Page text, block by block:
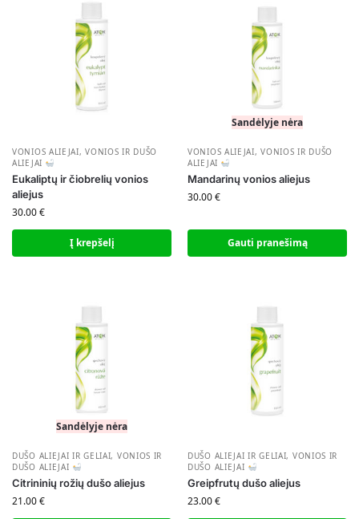
VONIOS ALIEJAI,VONIOS IR DUŠO
ALIEJAI
Eukaliptų ir čiobrelių vonios
aliejus
30.00€
Į krepšelį
Sandėlyje nėra
VONIOS ALIEJAI,VONIOS IR DUŠO
ALIEJAI
Mandarinų vonios aliejus
30.00€
Gauti pranešimą
Sandėlyje nėra
DUŠO ALIEJAI IR GELIAI, VONIOS IR
DUŠO ALIEJAI
Citrininių rožių dušo aliejus
21.00€
DUŠO ALIEJAI IR GELIAI, VONIOS IR
DUŠO ALIEJAI
Greipfrutų dušo aliejus
23.00€